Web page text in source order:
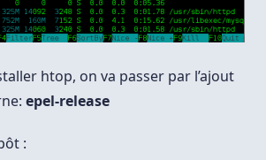
htop, on va passer par l’ajout
epel-release
: